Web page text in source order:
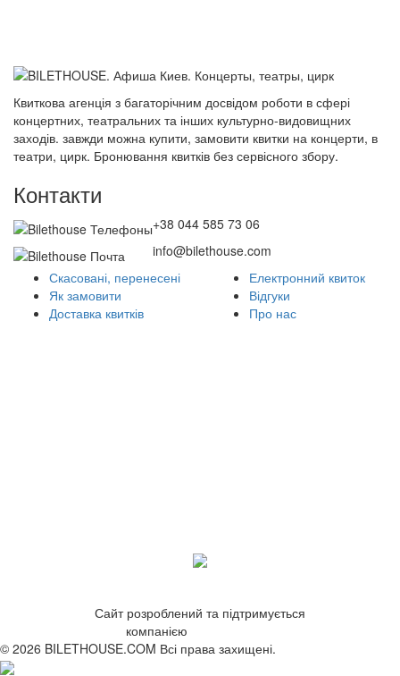
Квиткова агенція з багаторічним досвідом роботи в сфері
концертних, театральних та інших культурно-видовищних
заходів. завжди можна купити, замовити квитки на концерти, в
театри, цирк. Бронювання квитків без сервісного збору.
Контакти
+38 044 585 73 06
info@bilethouse.com
Скасовані, перенесені
Як замовити
Доставка квитків
Електронний квиток
Відгуки
Про нас
Сайт розроблений та підтримується
компанією
© 2026 BILETHOUSE.COM Всі права захищені.